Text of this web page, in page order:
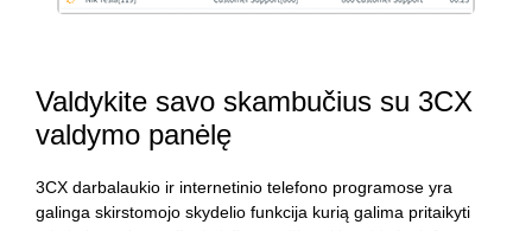
Valdykite savo skambučius su 3CX
valdymo panėlę
3CX darbalaukio ir internetinio telefono programose yra
galinga skirstomojo skydelio funkcija kurią galima pritaikyti